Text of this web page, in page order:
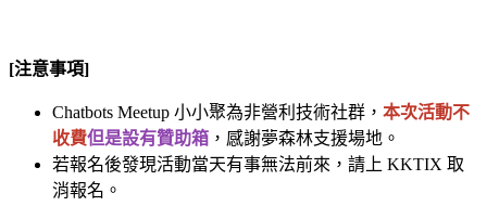
[注意事項]
Chatbots Meetup 小小聚為非營利技術社群， 本次活動不
收費但是設有贊助箱 ，感謝夢森林支援場地。
若報名後發現活動當天有事無法前來，請上 KKTIX 取
消報名。